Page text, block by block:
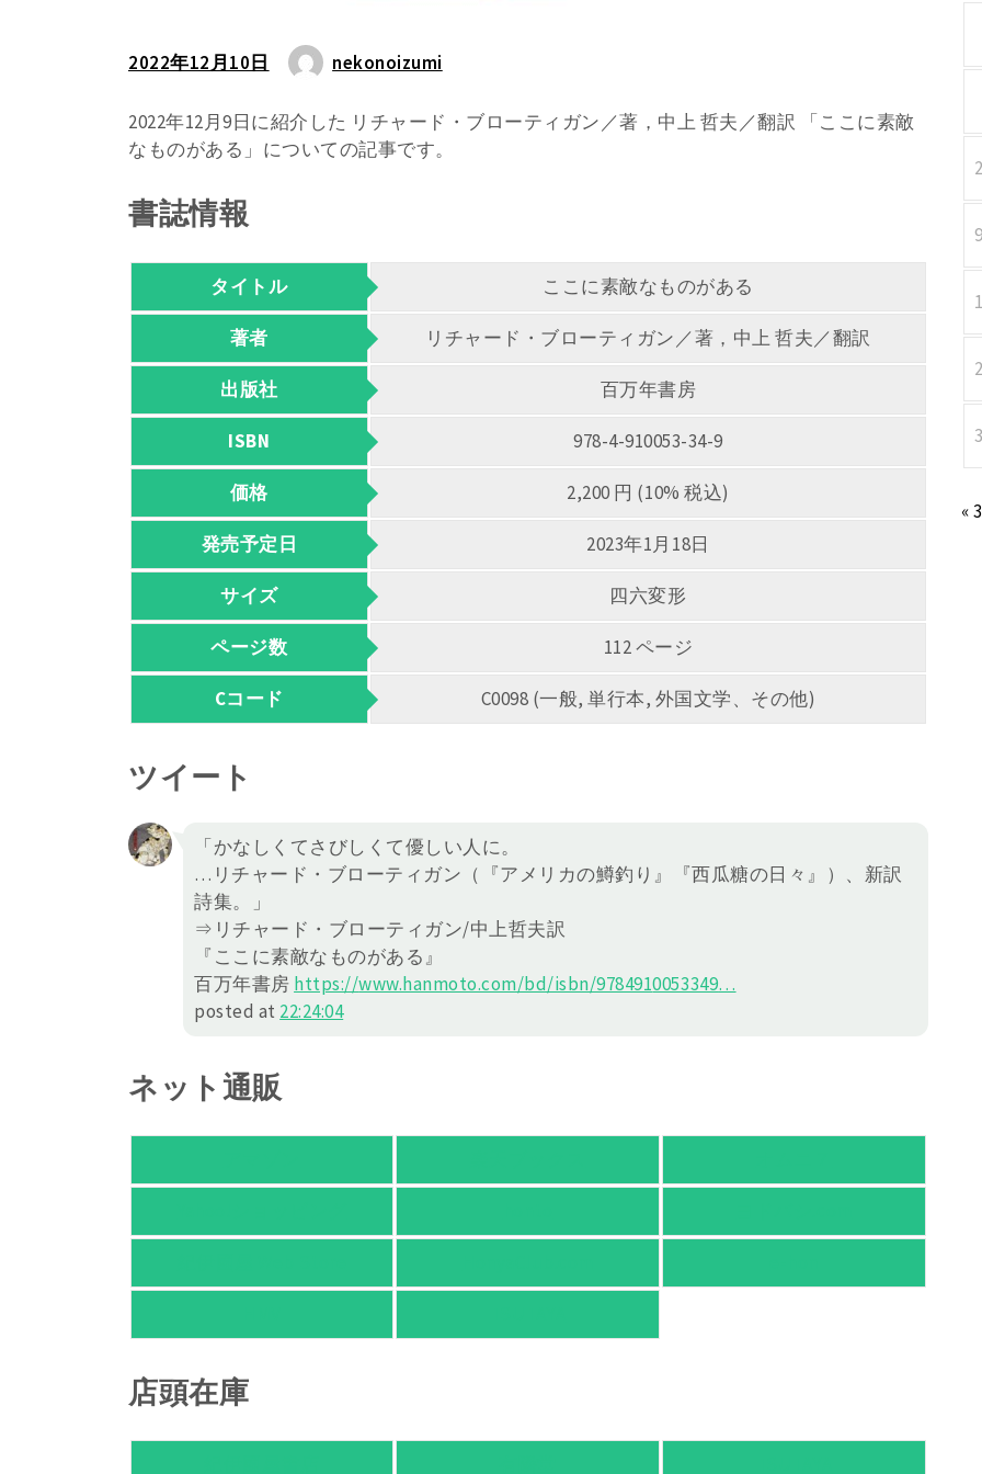
2022年12月10日 nekonoizumi
2022年12月9日に紹介した リチャード・ブローティガン／著，中上 哲夫／翻訳 「ここに素敵
なものがある」についての記事です。
書誌情報
タイトル ここに素敵なものがある
著者 リチャード・ブローティガン／著，中上 哲夫／翻訳
出版社 百万年書房
ISBN 978-4-910053-34-9
価格 2,200 円 (10% 税込)
発売予定日 2023年1月18日
サイズ 四六変形
ページ数 112 ページ
Cコード C0098 (一般, 単行本, 外国文学、その他)
ツイート
「かなしくてさびしくて優しい人に。
…リチャード・ブローティガン（『アメリカの鱒釣り』『西瓜糖の日々』）、新訳
詩集。」
⇒リチャード・ブローティガン/中上哲夫訳
『ここに素敵なものがある』
百万年書房 https://www.hanmoto.com/bd/isbn/9784910053349…
posted at 22:24:04
ネット通販
店頭在庫
«